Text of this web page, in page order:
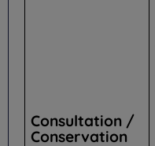
Consultation /
Conservation